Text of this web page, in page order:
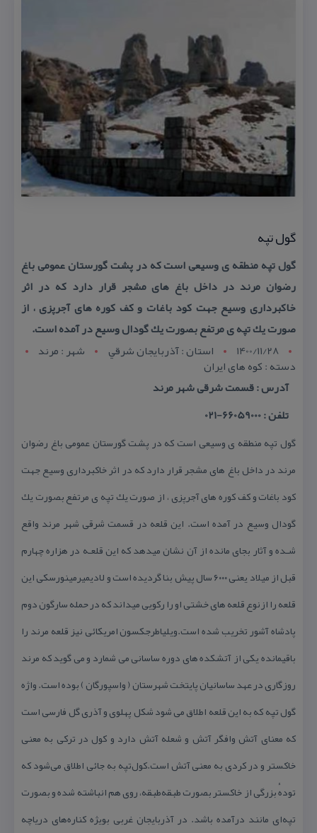
گول تپه
گول تپه منطقه ی وسیعی است كه در پشت گورستان عمومی باغ
رضوان مرند در داخل باغ های مشجر قرار دارد كه در اثر
خاكبرداری وسیع جهت كود باغات و كف كوره های آجرپزی ، از
صورت یك تپه ی مرتفع بصورت یك گودال وسیع در آمده است.
1400/11/28
استان : آذربايجان شرقي شهر : مرند
دسته : كوه های ایران
آدرس : قسمت شرقی شهر مرند
تلفن : 66059000-021
گول تپه منطقه ی وسیعی است كه در پشت گورستان عمومی باغ رضوان
مرند در داخل باغ های مشجر قرار دارد كه در اثر خاكبرداری وسیع جهت
كود باغات و كف كوره های آجرپزی ، از صورت یك تپه ی مرتفع بصورت یك
گودال وسیع در آمده است. این قلعه در قسمت شرقی شهر مرند واقع
شـده و آثار بجای مانده از آن نشان میدهد كه این قلعـه در هزاره چهارم
قبل از میلاد یعنی ۶۰۰۰ سال پیش بنا گردیده است و لادیمیرمینورسكی این
قلعه را ازنوع قلعه های خشتی او را ركویی میداند كه در حمله سارگون دوم
پادشاه آشور تخریب شده است.ویلیاطرجكسون امریكائی نیز قلعه مرند را
باقیمانده یكی از آتشكده های دوره ساسانی می شمارد و می گوید كه مرند
روزگاری در عهد ساسانیان پایتخت شهرستان ( واسپورگان ) بوده است. واژه
گول تپه كه به این قلعه اطلاق می شود شكل پهلوی و آذری گل فارسی است
كه معنای آتش وافگر آتش و شعله آتش دارد و كول در تركی به معنی
خاكستر و در كردی به معنی آتش است.كول‌تپه به جائی اطلاق می‌شود كه
تودهٔ بزرگی از خاكستر بصورت طبقه‌طبقه، روی هم انباشته شده و بصورت
تپه‌ای مانند درآمده ‌باشد. در آذربایجان غربی بویژه كناره‌های دریاچه